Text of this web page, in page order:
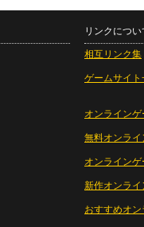
リンクについ
相互リンク集
ゲームサイト
オンラインゲ
無料オンライ
オンライン
新作オンライ
おすすめオ